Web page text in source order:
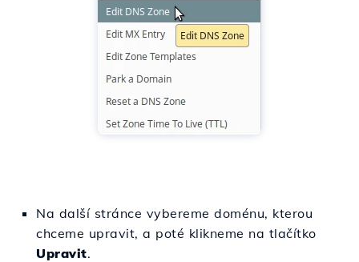
Na další stránce vybereme doménu, kterou
chceme upravit, a poté klikneme na tlačítko
Upravit.